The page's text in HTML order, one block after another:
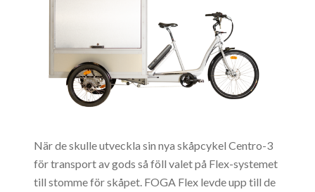
När de skulle utveckla sin nya skåpcykel Centro-3
för transport av gods så föll valet på Flex-systemet
till stomme för skåpet. FOGA Flex levde upp till de